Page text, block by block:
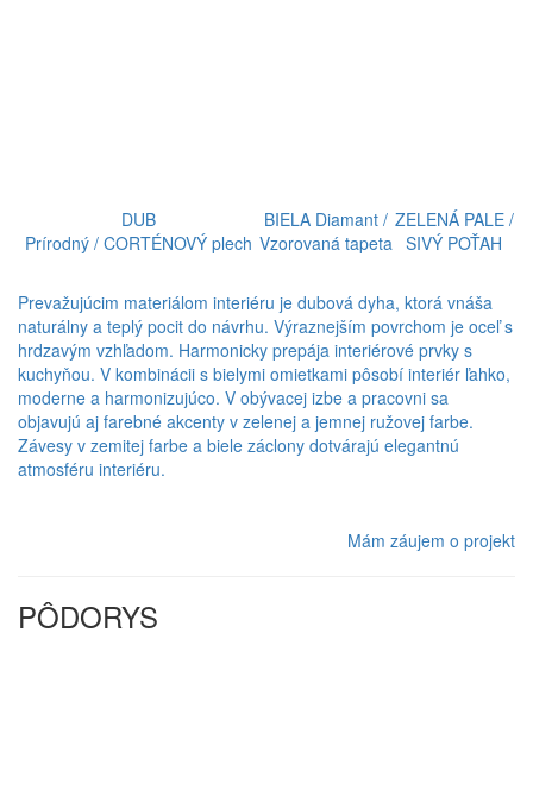
DUB
Prírodný / CORTÉNOVÝ plech
BIELA Diamant /
Vzorovaná tapeta
ZELENÁ PALE /
SIVÝ POŤAH
Prevažujúcim materiálom interiéru je dubová dyha, ktorá vnáša
naturálny a teplý pocit do návrhu. Výraznejším povrchom je oceľ s
hrdzavým vzhľadom. Harmonicky prepája interiérové prvky s
kuchyňou. V kombinácii s bielymi omietkami pôsobí interiér ľahko,
moderne a harmonizujúco. V obývacej izbe a pracovni sa
objavujú aj farebné akcenty v zelenej a jemnej ružovej farbe.
Závesy v zemitej farbe a biele záclony dotvárajú elegantnú
atmosféru interiéru.
Mám záujem o projekt
PÔDORYS